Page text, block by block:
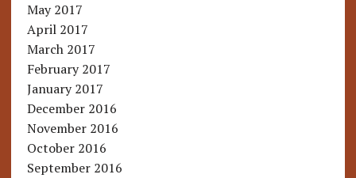
May 2017
April 2017
March 2017
February 2017
January 2017
December 2016
November 2016
October 2016
September 2016